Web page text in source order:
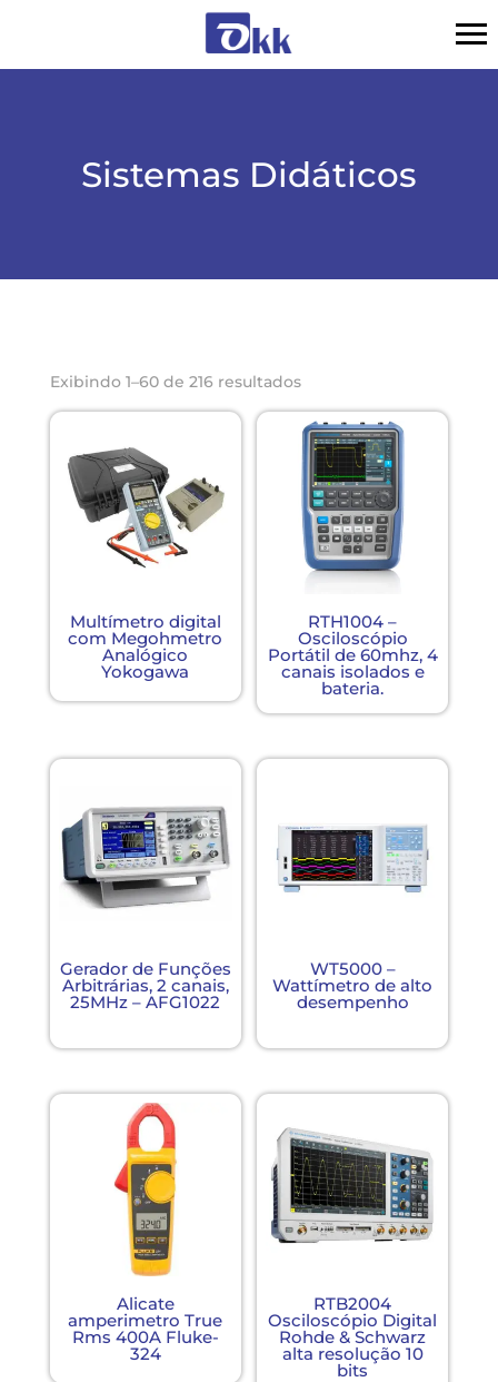
Sistemas Didáticos
Exibindo 1–60 de 216 resultados
Multímetro digital
com Megohmetro
Analógico
Yokogawa
RTH1004 –
Osciloscópio
Portátil de 60mhz, 4
canais isolados e
bateria.
Gerador de Funções
Arbitrárias, 2 canais,
25MHz – AFG1022
WT5000 –
Wattímetro de alto
desempenho
Alicate
amperimetro True
Rms 400A Fluke-
324
RTB2004
Osciloscópio Digital
Rohde & Schwarz
alta resolução 10
bits